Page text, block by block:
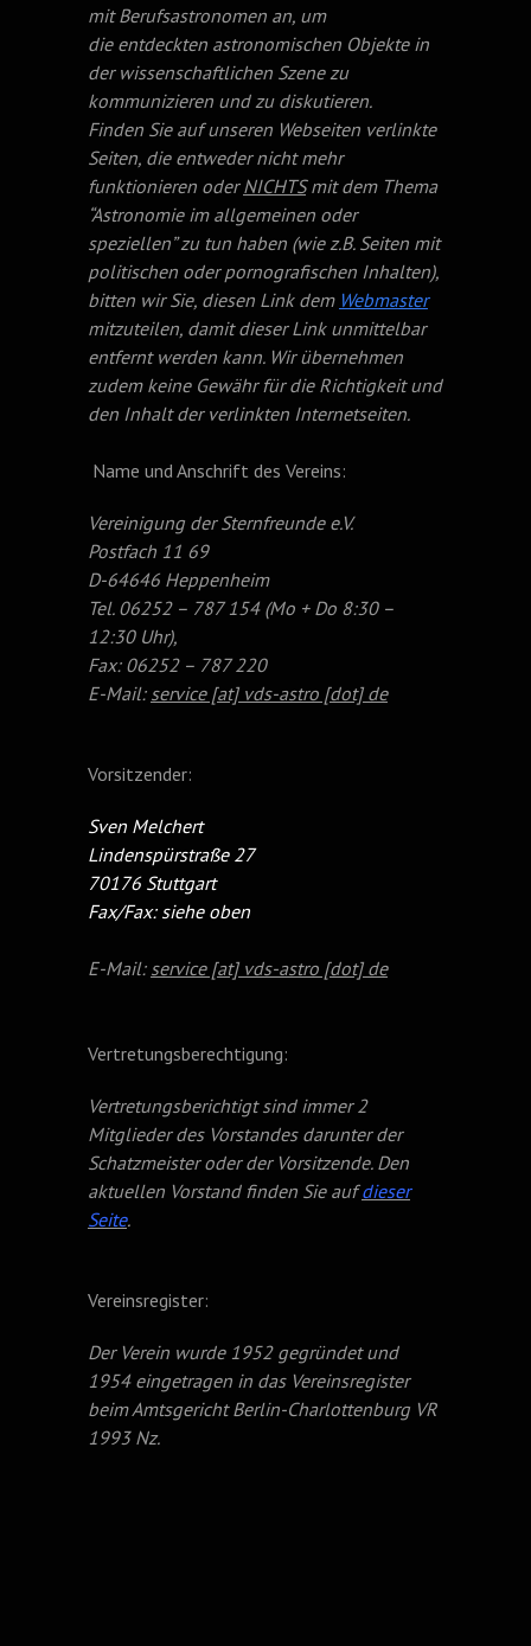
mit Berufsastronomen an, um
die entdeckten astronomischen Objekte in
der wissenschaftlichen Szene zu
kommunizieren und zu diskutieren.
Finden Sie auf unseren Webseiten verlinkte
Seiten, die entweder nicht mehr
funktionieren oderNICHTSmit dem Thema
“Astronomie im allgemeinen oder
speziellen” zu tun haben (wie z.B. Seiten mit
politischen oder pornografischen Inhalten),
bitten wir Sie, diesen Link dem Webmaster
mitzuteilen, damit dieser Link unmittelbar
entfernt werden kann. Wir übernehmen
zudem keine Gewähr für die Richtigkeit und
den Inhalt der verlinkten Internetseiten.
Name und Anschrift des Vereins:
Vereinigung der Sternfreunde e.V.
Postfach 11 69
D-64646 Heppenheim
Tel. 06252 – 787 154 (Mo + Do 8:30 –
12:30 Uhr),
Fax: 06252 – 787 220
E-Mail: service [at] vds-astro [dot] de
Vorsitzender:
Sven Melchert
Lindenspürstraße 27
70176 Stuttgart
Fax/Fax: siehe oben
E-Mail: service [at] vds-astro [dot] de
Vertretungsberechtigung:
Vertretungsberichtigt sind immer 2
Mitglieder des Vorstandes darunter der
Schatzmeister oder der Vorsitzende. Den
aktuellen Vorstand finden Sie aufdieser
Seite.
Vereinsregister:
Der Verein wurde 1952 gegründet und
1954 eingetragen in das Vereinsregister
beim Amtsgericht Berlin-Charlottenburg VR
1993 Nz.